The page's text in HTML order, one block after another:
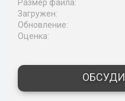
Размер файла
Загружен
Обновление
Оценка